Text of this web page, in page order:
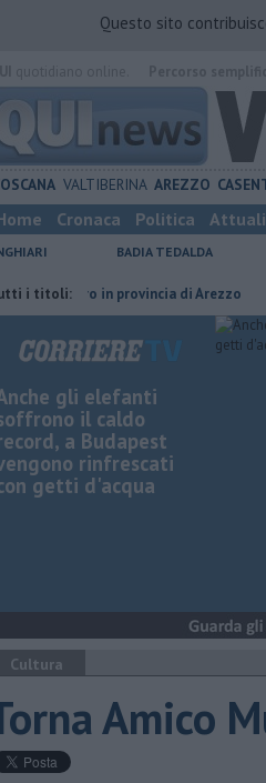
Questo sito
VALTIBERINA AREZZO
Cronaca Politica
BADIA TEDALDA
i titoli:
in provincia di Arezzo
gli elefanti
il caldo
a Budapest
rinfrescati
getti d'acqua
Cultura
Amico